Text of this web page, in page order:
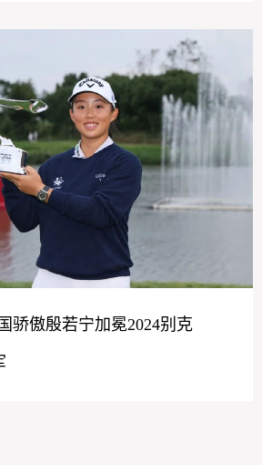
骄傲殷若宁加冕2024别克